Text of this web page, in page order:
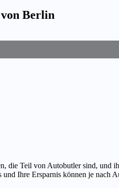
von Berlin
die Teil von Autobutler sind,
Ihre Ersparnis können je